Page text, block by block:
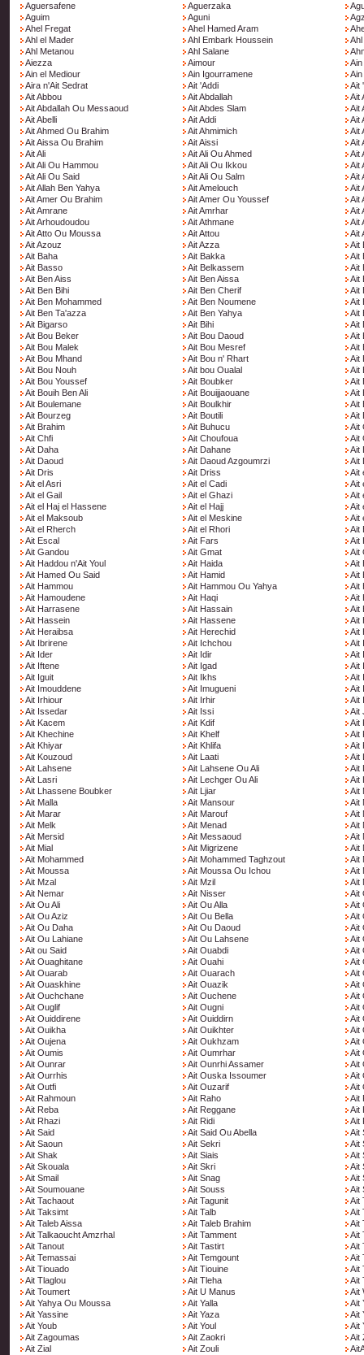
Aguersafene
Aguerzaka
Aguim
Aguni
Ahel Fregat
Ahel Hamed Aram
Ahl el Mader
Ahl Embark Houssein
Ahl Metanou
Ahl Salane
Aiezza
Aimour
Ain
Ain el Mediour
Ain Igourramene
Aira n'Ait Sedrat
Ait 'Addi
Ait
Ait Abbou
Ait Abdallah
Ait
Ait Abdallah Ou Messaoud
Ait Abdes Slam
Ait
Ait Abelli
Ait Addi
Ait
Ait Ahmed Ou Brahim
Ait Ahmimich
Ait
Ait Aissa Ou Brahim
Ait Aissi
Ait
Ait Ali
Ait Ali Ou Ahmed
Ait
Ait Ali Ou Hammou
Ait Ali Ou Ikkou
Ait
Ait Ali Ou Said
Ait Ali Ou Salm
Ait
Ait Allah Ben Yahya
Ait Amelouch
Ait
Ait Amer Ou Brahim
Ait Amer Ou Youssef
Ait
Ait Amrane
Ait Amrhar
Ait
Ait Arhoudoudou
Ait Athmane
Ait
Ait Atto Ou Moussa
Ait Attou
Ait
Ait Azouz
Ait Azza
Ait
Ait Baha
Ait Bakka
Ait
Ait Basso
Ait Belkassem
Ait
Ait Ben Aiss
Ait Ben Aissa
Ait
Ait Ben Bihi
Ait Ben Cherif
Ait
Ait Ben Mohammed
Ait Ben Noumene
Ait
Ait Ben Ta'azza
Ait Ben Yahya
Ait
Ait Bigarso
Ait Bihi
Ait
Ait Bou Beker
Ait Bou Daoud
Ait
Ait Bou Malek
Ait Bou Mesref
Ait
Ait Bou Mhand
Ait Bou n' Rhart
Ait
Ait Bou Nouh
Ait bou Oualal
Ait
Ait Bou Youssef
Ait Boubker
Ait
Ait Bouih Ben Ali
Ait Bouijjaouane
Ait
Ait Boulemane
Ait Boulkhir
Ait
Ait Bourzeg
Ait Boutili
Ait
Ait Brahim
Ait Buhucu
Ait
Ait Chfi
Ait Choufoua
Ait
Ait Daha
Ait Dahane
Ait
Ait Daoud
Ait Daoud Azgoumrzi
Ait
Ait Dris
Ait Driss
Ait
Ait el Asri
Ait el Cadi
Ait
Ait el Gail
Ait el Ghazi
Ait
Ait el Haj el Hassene
Ait el Hajj
Ait
Ait el Maksoub
Ait el Meskine
Ait
Ait el Rherch
Ait el Rhori
Ait
Ait Escal
Ait Fars
Ait
Ait Gandou
Ait Gmat
Ait
Ait Haddou n'Ait Youl
Ait Haida
Ait
Ait Hamed Ou Said
Ait Hamid
Ait
Ait Hammou
Ait Hammou Ou Yahya
Ait
Ait Hamoudene
Ait Haqi
Ait
Ait Harrasene
Ait Hassain
Ait
Ait Hassein
Ait Hassene
Ait
Ait Heraibsa
Ait Herechid
Ait
Ait Ibrirene
Ait Ichchou
Ait
Ait Ider
Ait Idir
Ait
Ait Iftene
Ait Igad
Ait
Ait Iguit
Ait Ikhs
Ait
Ait Imouddene
Ait Imugueni
Ait
Ait Irhiour
Ait Irhir
Ait
Ait Issedar
Ait Issi
Ait
Ait Kacem
Ait Kdif
Ait
Ait Khechine
Ait Khelf
Ait
Ait Khiyar
Ait Khlifa
Ait
Ait Kouzoud
Ait Laati
Ait
Ait Lahsene
Ait Lahsene Ou Ali
Ait
Ait Lasri
Ait Lechger Ou Ali
Ait
Ait Lhassene Boubker
Ait Ljiar
Ait
Ait Malla
Ait Mansour
Ait
Ait Marar
Ait Marouf
Ait
Ait Melk
Ait Menad
Ait
Ait Mersid
Ait Messaoud
Ait
Ait Mial
Ait Migrizene
Ait
Ait Mohammed
Ait Mohammed Taghzout
Ait
Ait Moussa
Ait Moussa Ou Ichou
Ait
Ait Mzal
Ait Mzil
Ait
Ait Nemar
Ait Nisser
Ait
Ait Ou Ali
Ait Ou Alla
Ait
Ait Ou Aziz
Ait Ou Bella
Ait
Ait Ou Daha
Ait Ou Daoud
Ait
Ait Ou Lahiane
Ait Ou Lahsene
Ait
Ait ou Said
Ait Ouabdi
Ait
Ait Ouaghitane
Ait Ouahi
Ait
Ait Ouarab
Ait Ouarach
Ait
Ait Ouaskhine
Ait Ouazik
Ait
Ait Ouchchane
Ait Ouchene
Ait
Ait Ouglif
Ait Ougni
Ait
Ait Ouiddirene
Ait Ouiddirn
Ait
Ait Ouikha
Ait Ouikhter
Ait
Ait Oujena
Ait Oukhzam
Ait
Ait Oumis
Ait Oumrhar
Ait
Ait Ounrar
Ait Ounrhi Assamer
Ait
Ait Ourrhis
Ait Ouska Issoumer
Ait
Ait Outfi
Ait Ouzarif
Ait
Ait Rahmoun
Ait Raho
Ait
Ait Reba
Ait Reggane
Ait
Ait Rhazi
Ait Ridi
Ait
Ait Said
Ait Said Ou Abella
Ait
Ait Saoun
Ait Sekri
Ait
Ait Shak
Ait Siais
Ait
Ait Skouala
Ait Skri
Ait
Ait Smail
Ait Snag
Ait
Ait Soumouane
Ait Souss
Ait
Ait Tachaout
Ait Tagunit
Ait
Ait Taksimt
Ait Talb
Ait
Ait Taleb Aissa
Ait Taleb Brahim
Ait
Ait Talkaoucht Amzrhal
Ait Tamment
Ait
Ait Tanout
Ait Tastirt
Ait
Ait Temassai
Ait Temgount
Ait
Ait Tiouado
Ait Tiouine
Ait
Ait Tlaglou
Ait Tleha
Ait
Ait Toumert
Ait U Manus
Ait
Ait Yahya Ou Moussa
Ait Yalla
Ait
Ait Yassine
Ait Yaza
Ait
Ait Youb
Ait Youl
Ait
Ait Zagoumas
Ait Zaokri
Ait
Ait Zial
Ait Zouli